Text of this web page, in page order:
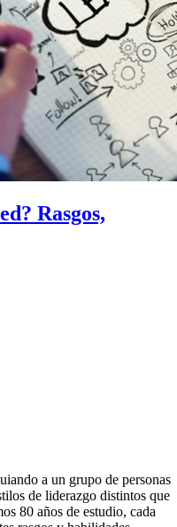
Rasgos,
a un grupo de personas
de liderazgo distintos que
80 años de estudio, cada